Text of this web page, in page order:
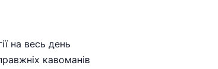
на весь день
кавоманів